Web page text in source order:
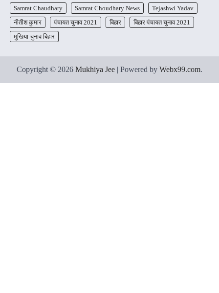
Samrat Chaudhary
Samrat Choudhary News
Tejashwi Yadav
नीतीश कुमार
पंचायत चुनाव 2021 बिहार
बिहार पंचायत चुनाव 2021
मुखिया चुनाव बिहार
Copyright © 2026 Mukhiya Jee | Powered by Webx99.com.